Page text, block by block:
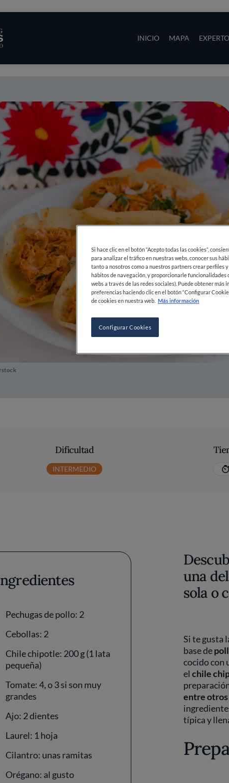
INICIO MAPA
y noticias
y trucos
Dificultad
INTERMEDIO
Pechugas de pollo: 2
Cebollas: 2
Chile chipotle: 200 g (1 lata
pequeña)
Tomate: 4, o 3 si son muy
grandes
Ajo: 2 dientes
Laurel: 1 hoja
Cilantro: unas ramitas
Orégano: al gusto
una
sola o
Si te gusta
base de
cocido con
el chile
entre
típica y
Si hace clic en el botón “Acepto todas las cookies”,
para analizar el tráfico en nuestras webs, conocer sus
tanto a nosotros como a nuestros partners crear perfiles
hábitos de navegación, y proporcionarle
webs a través de las redes sociales). Puede obtener
preferencias haciendo clic en el botón “Configurar
de cookies en nuestra web. Más información
Configurar Cookies